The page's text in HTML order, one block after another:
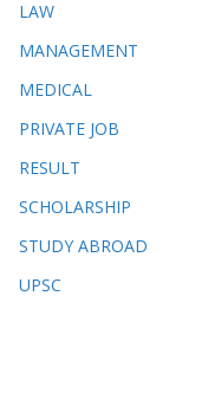
LAW
MANAGEMENT
MEDICAL
PRIVATE JOB
RESULT
SCHOLARSHIP
STUDY ABROAD
UPSC